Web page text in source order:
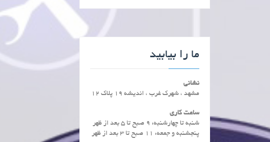
ما را بیابید
نشانی
مشهد ، شهرک غرب ، اندیشه 19 پلاک 12
ساعت کاری
شنبه تا چهارشنبه: ۹ صبح تا ۵ بعد از ظهر
پنجشنبه و جمعه: ۱۱ صبح تا ۳ بعد از ظهر